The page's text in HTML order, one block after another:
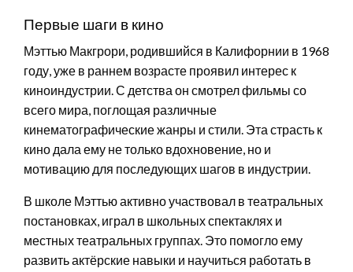
Первые шаги в кино
Мэттью Макгрори, родившийся в Калифорнии в 1968
году, уже в раннем возрасте проявил интерес к
киноиндустрии. С детства он смотрел фильмы со
всего мира, поглощая различные
кинематографические жанры и стили. Эта страсть к
кино дала ему не только вдохновение, но и
мотивацию для последующих шагов в индустрии.
В школе Мэттью активно участвовал в театральных
постановках, играл в школьных спектаклях и
местных театральных группах. Это помогло ему
развить актёрские навыки и научиться работать в